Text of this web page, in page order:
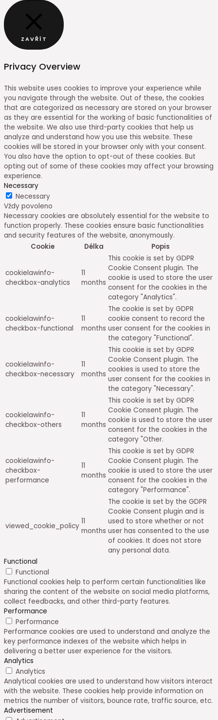
ZAVŘÍT
Privacy Overview
This website uses cookies to improve your experience while
you navigate through the website. Out of these, the cookies
that are categorized as necessary are stored on your browser
as they are essential for the working of basic functionalities of
the website. We also use third-party cookies that help us
analyze and understand how you use this website. These
cookies will be stored in your browser only with your consent.
You also have the option to opt-out of these cookies. But
opting out of some of these cookies may affect your browsing
experience.
Necessary
Necessary
Vždy povoleno
Necessary cookies are absolutely essential for the website to
function properly. These cookies ensure basic functionalities
and security features of the website, anonymously.
Cookie
Délka Popis
cookielawinfo-
checkbox-analytics
11
months
This cookie is set by GDPR
Cookie Consent plugin. The
cookie is used to store the user
consent for the cookies in the
category "Analytics".
cookielawinfo-
checkbox-functional
11
months
The cookie is set by GDPR
cookie consent to record the
user consent for the cookies in
the category "Functional".
cookielawinfo-
checkbox-necessary
11
months
This cookie is set by GDPR
Cookie Consent plugin. The
cookies is used to store the
user consent for the cookies in
the category "Necessary".
cookielawinfo-
checkbox-others
11
months
This cookie is set by GDPR
Cookie Consent plugin. The
cookie is used to store the user
consent for the cookies in the
category "Other.
cookielawinfo-
checkbox-
performance
11
months
This cookie is set by GDPR
Cookie Consent plugin. The
cookie is used to store the user
consent for the cookies in the
category "Performance".
viewed_cookie_policy
11
months
The cookie is set by the GDPR
Cookie Consent plugin and is
used to store whether or not
user has consented to the use
of cookies. It does not store
any personal data.
Functional
Functional
Functional cookies help to perform certain functionalities like
sharing the content of the website on social media platforms,
collect feedbacks, and other third-party features.
Performance
Performance
Performance cookies are used to understand and analyze the
key performance indexes of the website which helps in
delivering a better user experience for the visitors.
Analytics
Analytics
Analytical cookies are used to understand how visitors interact
with the website. These cookies help provide information on
metrics the number of visitors, bounce rate, traffic source, etc.
Advertisement